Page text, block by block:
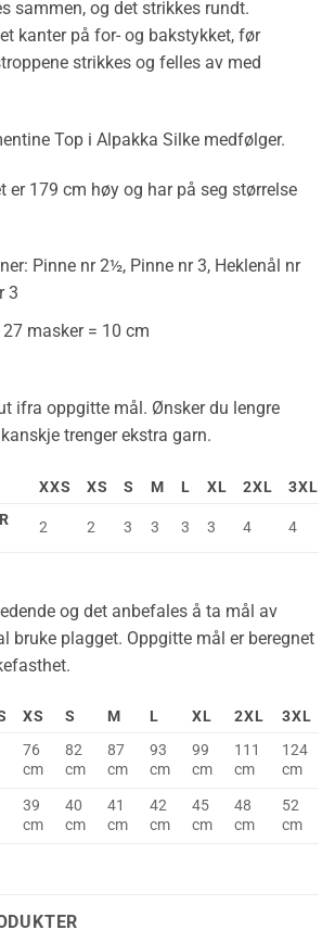
sammen, og det strikkes rundt.
kanter på for- og bakstykket, før
strikkes og felles av med
Top i Alpakka Silke medfølger.
er 179 cm høy og har på seg størrelse
Pinne nr 2½, Pinne nr 3, Heklenål nr
3
27 masker = 10 cm
ifra oppgitte mål. Ønsker du lengre
trenger ekstra garn.
XXS XS S M L XL 2XL
3XL
2 2 3 3 3 3 4 4
og det anbefales å ta mål av
bruke plagget. Oppgitte mål er beregnet
XS S M L XL 2XL 3XL
76
cm
82
cm
87
cm
93
cm
99
cm
111
cm
124
cm
39
cm
40
cm
41
cm
42
cm
45
cm
48
cm
52
cm